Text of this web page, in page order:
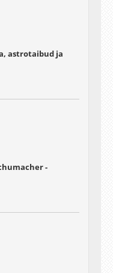
astrotaibud ja
-